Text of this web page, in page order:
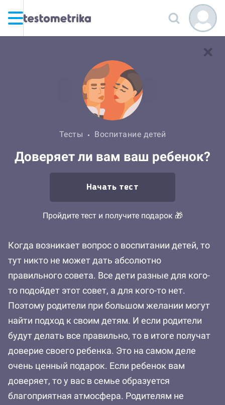
Тесты Воспитание детей
Доверяет ли вам ваш ребенок?
Начать тест
Пройдите тест и получите подарок 🎁
Когда возникает вопрос о воспитании детей, то
тут никто не может дать абсолютно
правильного совета. Все дети разные для кого-
то подойдет этот совет, а для кого-то нет.
Поэтому родители при большом желании могут
найти подход к своим детям. И если родители
будут делать все правильно, то в итоге получат
доверие своего ребенка. Это на самом деле
очень ценный подарок. Если ребенок вам
доверяет, то у вас в семье образуется
благоприятная атмосфера. Родителям не